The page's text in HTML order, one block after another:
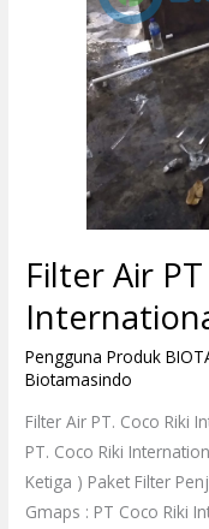
Filter Air
Pengguna Produk
Biotamasindo
Filter Air PT. Coco Riki
PT. Coco Riki
Ketiga ) Paket Filter
Gmaps : PT Coco Riki